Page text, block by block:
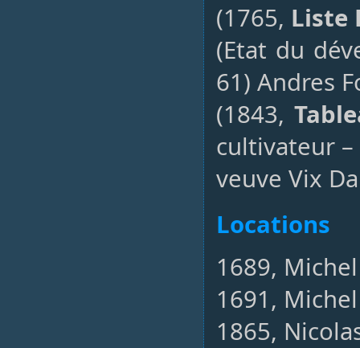
(1765, Liste
(Etat du
61) Andres
(1843,
cultivateur
veuve Vix
Locations
1689,
1691,
1865,